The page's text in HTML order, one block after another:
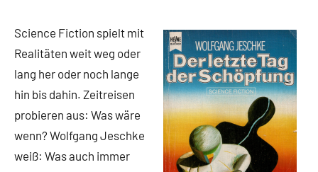
Science Fiction spielt mit
Realitäten weit weg oder
lang her oder noch lange
hin bis dahin. Zeitreisen
probieren aus: Was wäre
wenn? Wolfgang Jeschke
weiß: Was auch immer